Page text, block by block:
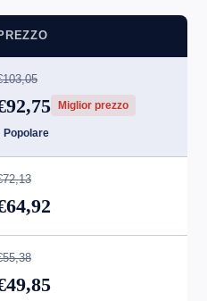
Miglior prezzo
Popolare